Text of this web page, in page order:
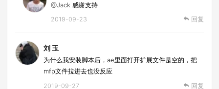
@Jack 感谢支持
2019-09-23 回复
刘 玉
为什么我安装脚本后，ae里面打开扩展文件是空的，把
mfp文件拉进去也没反应
2019-09-27 回复